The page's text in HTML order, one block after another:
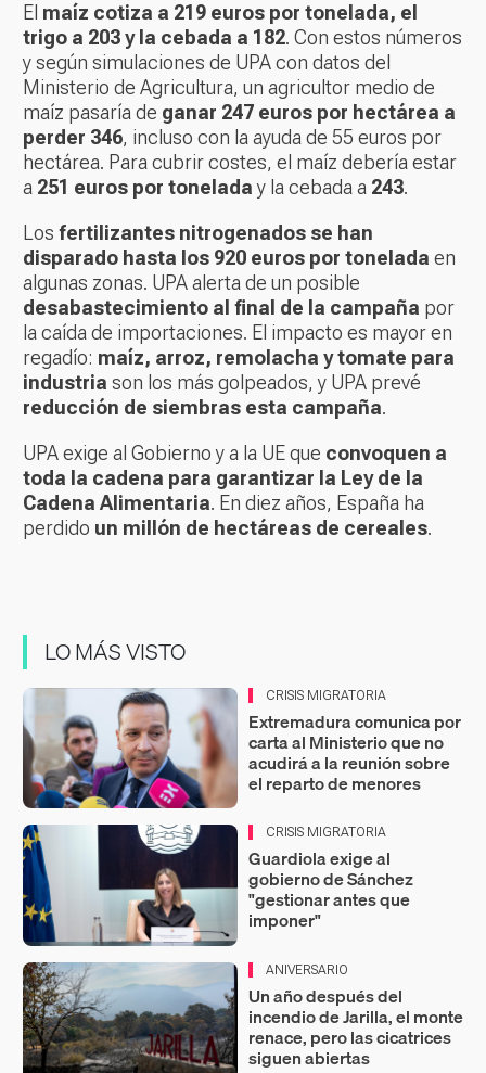
El maíz cotiza a 219 euros por tonelada, el
trigo a 203 y la cebada a 182. Con estos números
y según simulaciones de UPA con datos del
Ministerio de Agricultura, un agricultor medio de
maíz pasaría de ganar 247 euros por hectárea a
perder 346, incluso con la ayuda de 55 euros por
hectárea. Para cubrir costes, el maíz debería estar
a 251 euros por toneladay la cebada a 243.
Los fertilizantes nitrogenados se han
disparado hasta los 920 euros por tonelada en
algunas zonas. UPA alerta de un posible
desabastecimiento al final de la campaña por
la caída de importaciones. El impacto es mayor en
regadío: maíz, arroz, remolacha y tomate para
industria son los más golpeados, y UPA prevé
reducción de siembras esta campaña.
UPA exige al Gobierno y a la UE que convoquen a
toda la cadena para garantizar la Ley de la
Cadena Alimentaria. En diez años, España ha
perdido un millón de hectáreas de cereales.
LO MÁS VISTO
CRISIS MIGRATORIA
Extremadura comunica por
carta al Ministerio que no
acudirá a la reunión sobre
el reparto de menores
CRISIS MIGRATORIA
Guardiola exige al
gobierno de Sánchez
"gestionar antes que
imponer"
ANIVERSARIO
Un año después del
incendio de Jarilla, el monte
renace, pero las cicatrices
siguen abiertas